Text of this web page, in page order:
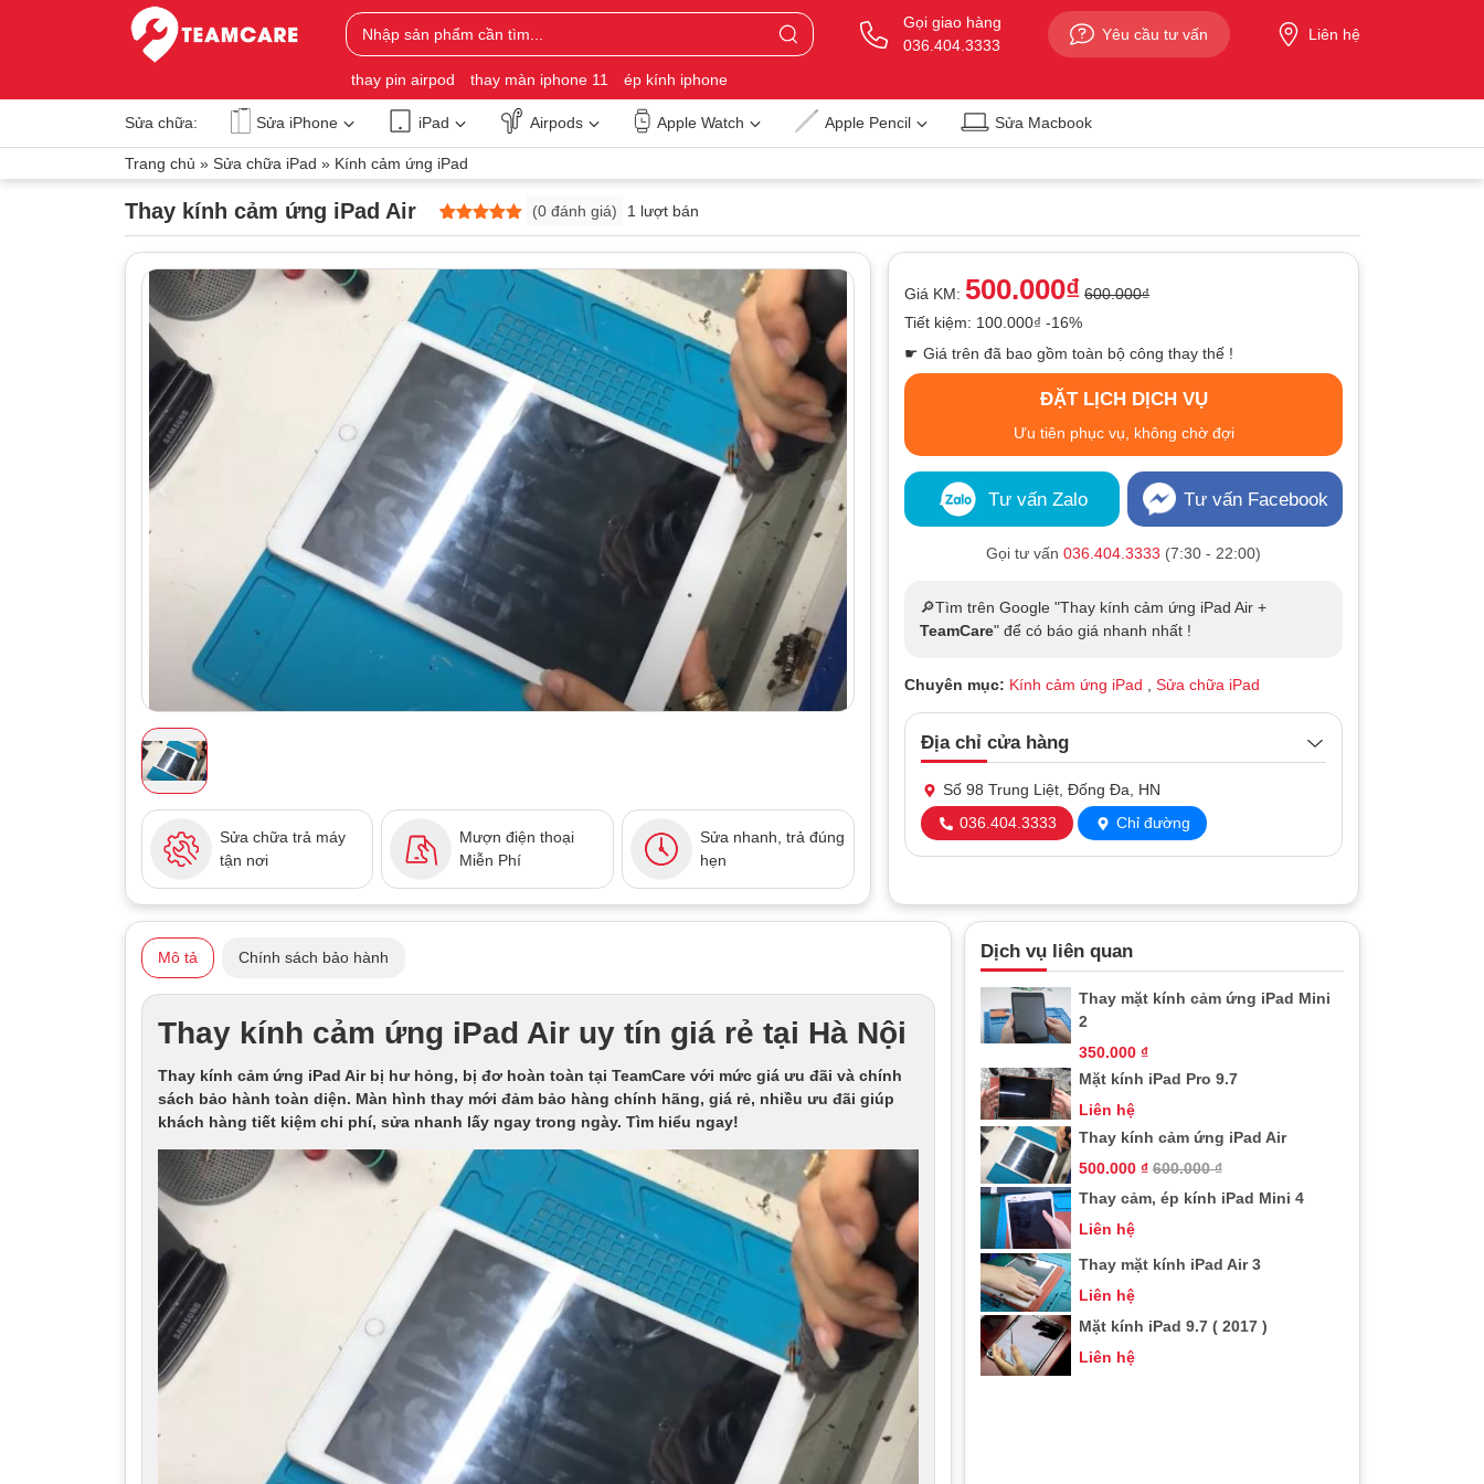
Gọi giao hàng
036.404.3333
Yêu cầu tư vấn Liên hệ
thay pin airpod thay màn iphone 11 ép kính iphone
Sửa chữa: Sửa iPhone iPad Airpods Apple Watch Apple Pencil Sửa Macbook
Trang chủ » Sửa chữa iPad » Kính cảm ứng iPad
Thay kính cảm ứng iPad Air
5trên 5
dựa trên
0
đánh giá
(0 đánh giá) 1 lượt bán
Sửa chữa trả máy
tận nơi
Mượn điện thoại
Miễn Phí
Sửa nhanh, trả đúng
hẹn
Giá KM: 500.000₫ 600.000₫
Tiết kiệm: 100.000₫ -16%
☛ Giá trên đã bao gồm toàn bộ công thay thế !
ĐẶT LỊCH DỊCH VỤ
Ưu tiên phục vụ, không chờ đợi
Tư vấn Zalo Tư vấn Facebook
Gọi tư vấn036.404.3333 (7:30 - 22:00)
🔎Tìm trên Google "Thay kính cảm ứng iPad Air +
TeamCare" để có báo giá nhanh nhất !
Chuyên mục: Kính cảm ứng iPad ,Sửa chữa iPad
Địa chỉ cửa hàng
Số 98 Trung Liệt, Đống Đa, HN
036.404.3333
Chỉ đường
Mô tả Chính sách bảo hành
Thay kính cảm ứng iPad Air uy tín giá rẻ tại Hà Nội
Thay kính cảm ứng iPad Air bị hư hỏng, bị đơ hoàn toàn tại TeamCare với mức giá ưu đãi và chính
sách bảo hành toàn diện. Màn hình thay mới đảm bảo hàng chính hãng, giá rẻ, nhiều ưu đãi giúp
khách hàng tiết kiệm chi phí, sửa nhanh lấy ngay trong ngày. Tìm hiểu ngay!
Dịch vụ liên quan
Thay mặt kính cảm ứng iPad Mini
2
350.000 ₫
Mặt kính iPad Pro 9.7
Liên hệ
Thay kính cảm ứng iPad Air
500.000 ₫ 600.000₫
Thay cảm, ép kính iPad Mini 4
Liên hệ
Thay mặt kính iPad Air 3
Liên hệ
Mặt kính iPad 9.7 ( 2017 )
Liên hệ